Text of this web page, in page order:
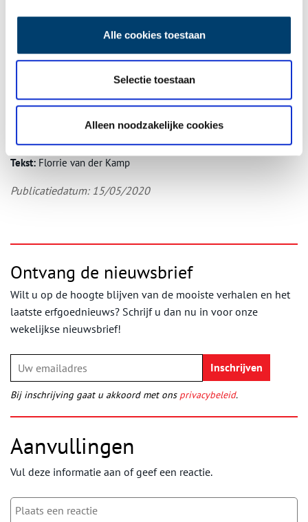
Alle cookies toestaan
Selectie toestaan
Alleen noodzakelijke cookies
Bouwen, verbouwen, afbranden, slopen en iets nieuws bouwen is
van alle tijden, zeker op deze plek. Het slopen van een
wel wat mooie oude huizen en boerderijen langs de Amstel, maar
wat zorgen maak ik me wel over het tempo waarin dit cultureel
Dit artikel is in 2019 verschenen inDe Landtong, clubblad van
Roeivereniging Willem III te Amsterdam.
Tekst: Florrie van der Kamp
Publicatiedatum: 15/05/2020
Ontvang de nieuwsbrief
Wilt u op de hoogte blijven van de mooiste verhalen en het
laatste erfgoednieuws? Schrijf u dan nu in voor onze
wekelijkse nieuwsbrief!
Bij inschrijving gaat u akkoord met ons privacybeleid.
Aanvullingen
Vul deze informatie aan of geef een reactie.